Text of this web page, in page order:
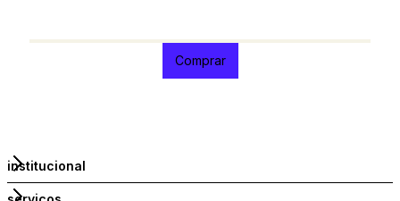
Comprar
institucional